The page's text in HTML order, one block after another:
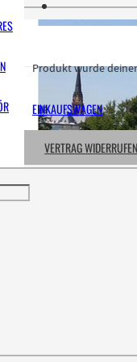
Produktwurde
EINKAUFSWAGEN
VERTRAG